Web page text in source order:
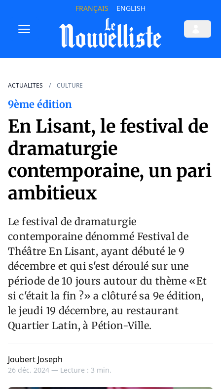
FRANÇAIS ENGLISH
ACTUALITES CULTURE
9ème édition
En Lisant, le festival de
dramaturgie
contemporaine, un pari
ambitieux
Le festival de dramaturgie
contemporaine dénommé Festival de
Théâtre En Lisant, ayant débuté le 9
décembre et qui s'est déroulé sur une
période de 10 jours autour du thème «Et
si c'était la fin ?» a clôturé sa 9e édition,
le jeudi 19 décembre, au restaurant
Quartier Latin, à Pétion-Ville.
Joubert Joseph
26 déc. 2024 — Lecture : 3 min.